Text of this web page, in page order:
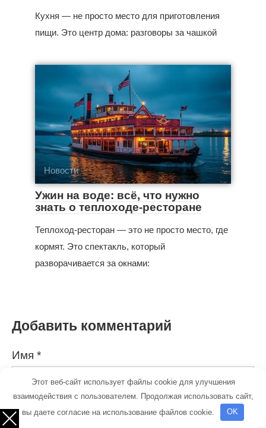
Кухня — не просто место для приготовления
пищи. Это центр дома: разговоры за чашкой
Новости
Ужин на воде: всё, что нужно
знать о теплоходе-ресторане
Теплоход-ресторан — это не просто место, где
кормят. Это спектакль, который
разворачивается за окнами:
Добавить комментарий
Имя *
Email
Этот веб-сайт использует файлы cookie для улучшения
взаимодействия с пользователем. Продолжая использовать сайт,
вы даете согласие на использование файлов cookie.
OK